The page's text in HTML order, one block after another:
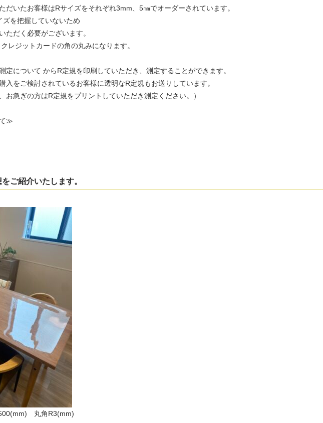
だいたお客様はRサイズをそれぞれ3mm、5㎜でオーダーされています。
ズを把握していないため
ただく必要がございます。
レジットカードの角の丸みになります。
定について からR定規を印刷していただき、測定することができます。
入をご検討されているお客様に透明なR定規もお送りしています。
お急ぎの方はR定規をプリントしていただき測定ください。）
≫
ご紹介いたします。
丸角R3(mm)